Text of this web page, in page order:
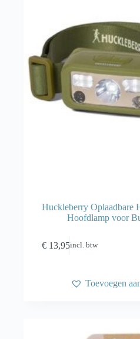
Huckleberry Oplaadbare
Hoofdlamp voor
€ 13,95incl. btw
Toevoegen